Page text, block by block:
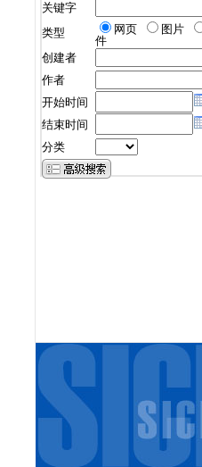
关键字
类型
网页 图片
件
创建者
作者
开始时间
结束时间
分类